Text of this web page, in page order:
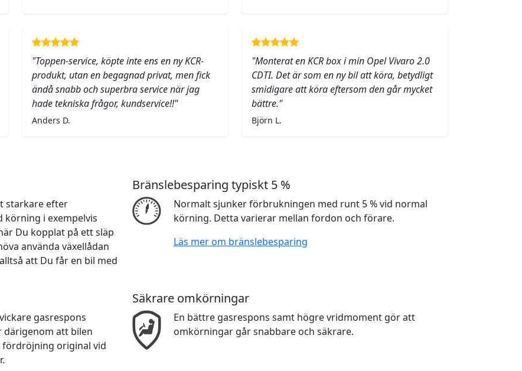
"Toppen-service, köpte inte ens en ny KCR-
produkt, utan en begagnad privat, men fick
ändå snabb och superbra service när jag
hade tekniska frågor, kundservice!!"
Anders D.
"Monterat en KCR box i min Opel Vivaro 2.0
CDTI. Det är som en ny bil att köra, betydligt
smidigare att köra eftersom den går mycket
bättre."
Björn L.
starkare efter
i exempelvis
Du kopplat på ett släp
använda växellådan
att Du får en bil med
Bränslebesparing typiskt 5 %
Normalt sjunker förbrukningen med runt 5 % vid normal
körning. Detta varierar mellan fordon och förare.
Läs mer om bränslebesparing
gasrespons
att bilen
fördröjning original vid
Säkrare omkörningar
En bättre gasrespons samt högre vridmoment gör att
omkörningar går snabbare och säkrare.